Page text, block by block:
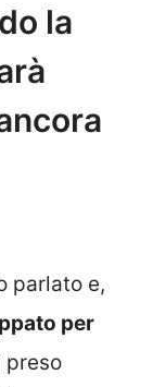
la
parlato e,
per
preso